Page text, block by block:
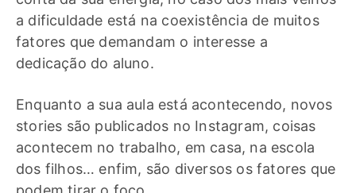
a dificuldade está na coexistência de muitos
fatores que demandam o interesse a
dedicação do aluno.
Enquanto a sua aula está acontecendo, novos
stories são publicados no Instagram, coisas
acontecem no trabalho, em casa, na escola
dos filhos… enfim, são diversos os fatores que